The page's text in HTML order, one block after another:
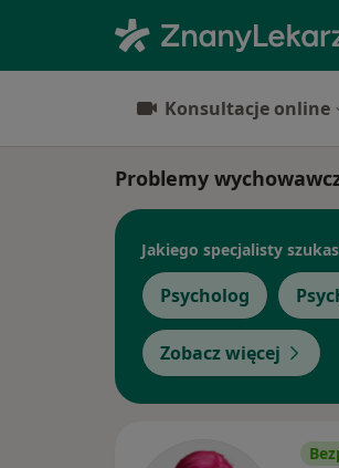
Konsultacje online
Problemy
Jakiego specjalisty
Psycholog
Zobacz więcej